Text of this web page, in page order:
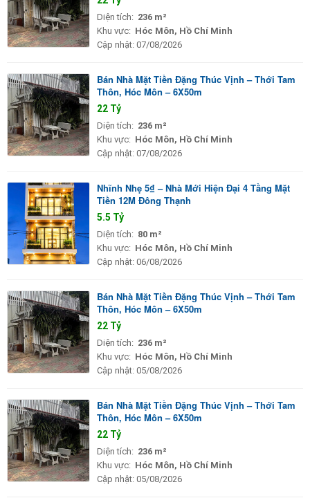
Diện tích: 236 m²
Khu vực: Hóc Môn, Hồ Chí Minh
Cập nhật: 07/08/2026
Bán Nhà Mặt Tiền Đặng Thúc Vịnh – Thới Tam
Thôn, Hóc Môn – 6X50m
22 Tỷ
Diện tích: 236 m²
Khu vực: Hóc Môn, Hồ Chí Minh
Cập nhật: 07/08/2026
Nhĩnh Nhẹ 5₫ – Nhà Mới Hiện Đại 4 Tầng Mặt
Tiền 12M Đông Thạnh
5.5 Tỷ
Diện tích: 80 m²
Khu vực: Hóc Môn, Hồ Chí Minh
Cập nhật: 06/08/2026
Bán Nhà Mặt Tiền Đặng Thúc Vịnh – Thới Tam
Thôn, Hóc Môn – 6X50m
22 Tỷ
Diện tích: 236 m²
Khu vực: Hóc Môn, Hồ Chí Minh
Cập nhật: 05/08/2026
Bán Nhà Mặt Tiền Đặng Thúc Vịnh – Thới Tam
Thôn, Hóc Môn – 6X50m
22 Tỷ
Diện tích: 236 m²
Khu vực: Hóc Môn, Hồ Chí Minh
Cập nhật: 05/08/2026